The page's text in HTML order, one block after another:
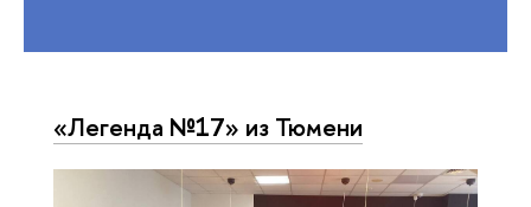
«Легенда №17» из Тюмени